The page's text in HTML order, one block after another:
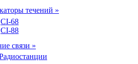
течений »
CI-68
CI-88
связи »